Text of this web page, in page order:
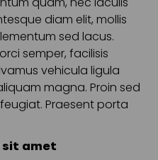
diam elit, mollis
sed lacus.
semper, facilisis
vehicula ligula
magna. Proin sed
Praesent porta
sit amet